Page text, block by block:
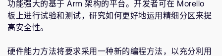
功能强大的基于 Arm 架构的平台。开发者可在 Morello
板上进行试验和测试，研究如何更好地运用精细分区来提
高安全性。
硬件能力方法将要求采用一种新的编程方法，以充分利用